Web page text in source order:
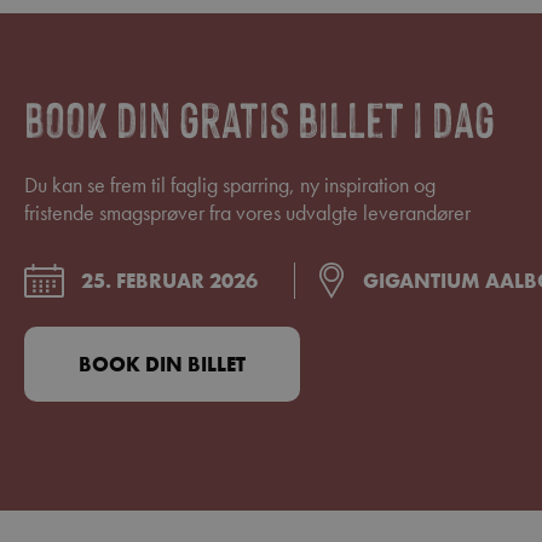
Book din gratis billet i dag
Du kan se frem til faglig sparring, ny inspiration og
fristende smagsprøver fra vores udvalgte leverandører
25. FEBRUAR 2026 GIGANTIUM
BOOK DIN BILLET